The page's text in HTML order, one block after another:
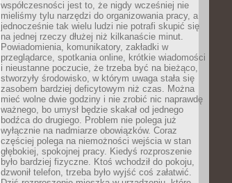
współczesności jest to, że nigdy wcześniej nie
mieliśmy tylu narzędzi do organizowania pracy, a
jednocześnie tak wielu ludzi nie potrafi skupić się
na jednej rzeczy dłużej niż kilkanaście minut.
Powiadomienia, komunikatory, zakładki w
przeglądarce, spotkania online, krótkie wiadomości
i nieustanne poczucie, że trzeba być na bieżąco,
stworzyły środowisko, w którym uwaga stała się
zasobem bardziej deficytowym niż czas. Można
mieć wolne dwie godziny i nie zrobić nic naprawdę
ważnego, bo umysł będzie skakał od jednego
bodźca do drugiego. Problem nie polega już
wyłącznie na nadmiarze obowiązków. Coraz
częściej polega na niemożności wejścia w stan
głębokiej, spokojnej pracy. Kiedyś rozproszenie
było bardziej fizyczne. Ktoś wchodził do pokoju,
dzwonił telefon, trzeba było wyjść coś załatwić.